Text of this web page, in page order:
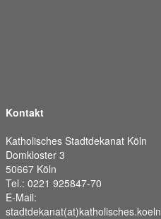
Kontakt
Katholisches Stadtdekanat Köln
Domkloster 3
50667 Köln
Tel.: 0221 925847-70
E-Mail:
stadtdekanat(at)katholisches.koeln